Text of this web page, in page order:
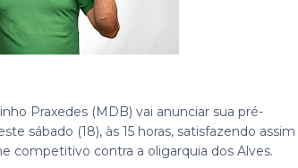
Praxedes (MDB) vai anunciar sua pré-
sábado (18), às 15 horas, satisfazendo assim
competitivo contra a oligarquia dos Alves.